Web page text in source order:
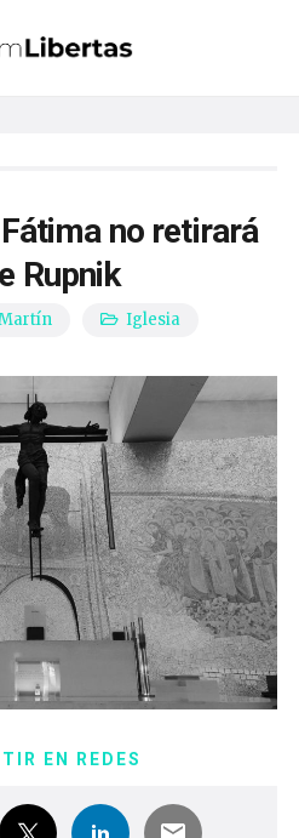
no retirará
Rupnik
Iglesia
EN REDES